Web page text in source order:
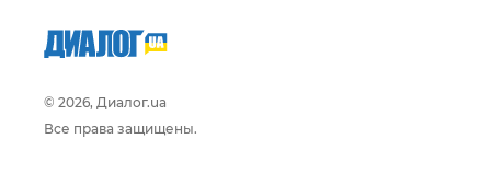
© 2026, Диалог.ua
Все права защищены.